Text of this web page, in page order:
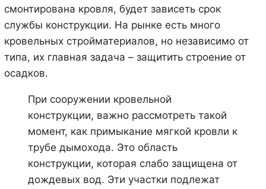
смонтирована кровля, будет зависеть срок
службы конструкции. На рынке есть много
кровельных стройматериалов, но независимо от
типа, их главная задача – защитить строение от
осадков.
При сооружении кровельной
конструкции, важно рассмотреть такой
момент, как примыкание мягкой кровли к
трубе дымохода. Это область
конструкции, которая слабо защищена от
дождевых вод. Эти участки подлежат